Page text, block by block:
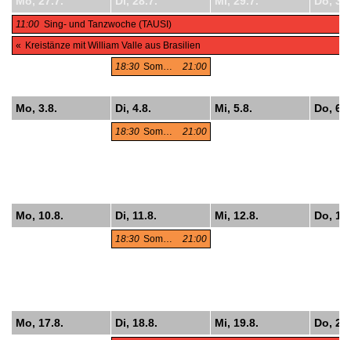
11:00 Sing- und Tanzwoche (TAUSI)
« Kreistänze mit William Valle aus Brasilien
18:30
Sommertanzen auf der Donauinsel 21:00
Mo, 3.8. Di, 4.8. Mi, 5.8. Do,
18:30 Sommertanzen auf der Donauinsel 21:00
Mo, 10.8. Di, 11.8. Mi, 12.8. Do,
18:30 Sommertanzen auf der Donauinsel 21:00
Mo, 17.8. Di, 18.8. Mi, 19.8. Do,